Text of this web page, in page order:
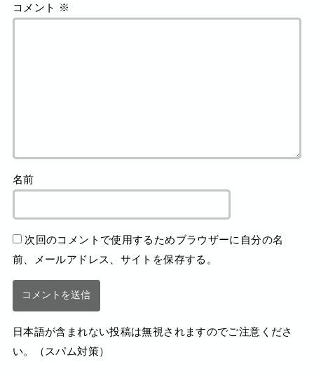
コメント ※
名前
次回のコメントで使用するためブラウザーに自分の名
前、メールアドレス、サイトを保存する。
日本語が含まれない投稿は無視されますのでご注意くださ
い。（スパム対策）